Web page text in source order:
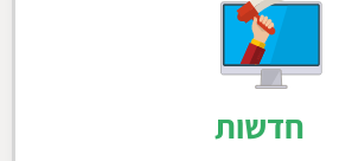
חדשות